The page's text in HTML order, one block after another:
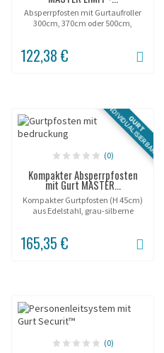
Absperrpfosten mit Gurtaufroller
300cm, 370cm oder 500cm,
122,38 €
GURT
INDIVIDUALISIERBAR
(0)
Kompakter Absperrpfosten
mit Gurt MASTER...
Kompakter Gurtpfosten (H 45cm)
aus Edelstahl, grau-silberne
165,35 €
(0)